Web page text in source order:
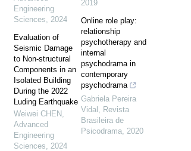
Engineering
Sciences, 2024
Evaluation of
Seismic Damage
to Non-structural
Components in an
Isolated Building
During the 2022
Luding Earthquake
Weiwei CHEN ,
Advanced
Engineering
Sciences, 2024
2019
Online role play:
relationship
psychotherapy and
internal
psychodrama in
contemporary
psychodrama
Gabriela Pereira
Vidal , Revista
Brasileira de
Psicodrama, 2020